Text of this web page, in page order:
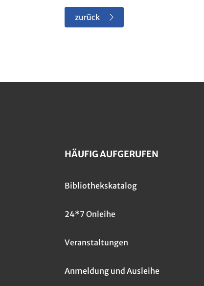
zurück
HÄUFIG AUFGERUFEN
Bibliothekskatalog
24*7 Onleihe
Veranstaltungen
Anmeldung und Ausleihe